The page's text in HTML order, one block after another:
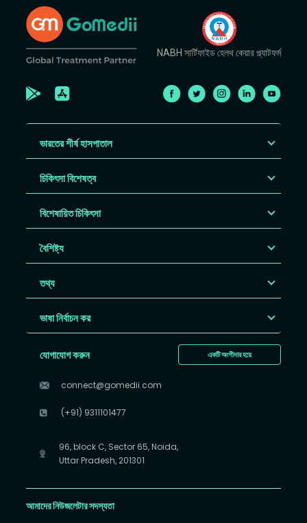
NABH সার্টিফাইড হেলথ কেয়ার প্ল্যাটফর্ম
ভারতের শীর্ষ হাসপাতাল
চিকিৎসা বিশেষত্ব
বিশেষায়িত চিকিৎসা
বৈশিষ্ট্য
তথ্য
ভাষা নির্বাচন কর
একটি অংশীদার হয়ে
যোগাযোগ করুন
connect@gomedii.com
(+91) 9311101477
96, block C, Sector 65, Noida,
Uttar Pradesh, 201301
আমাদের নিউজলেটার সদস্যতা